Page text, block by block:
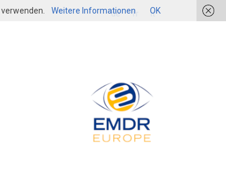
login de fr it
Weitere Informationen OK